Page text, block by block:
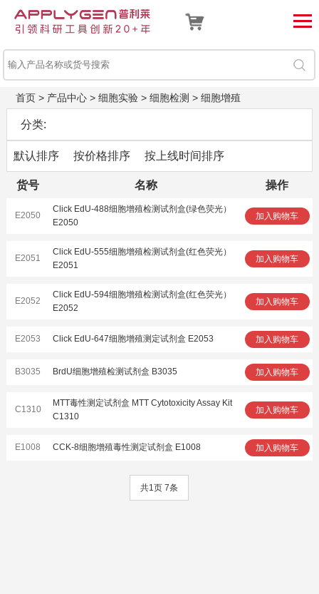
首页> 产品中心> 细胞实验> 细胞检测 > 细胞增殖
分类:
默认排序 按价格排序 按上线时间排序
货号 名称 操作
E2050
Click EdU-488细胞增殖检测试剂盒(绿色荧光）
E2050
加入购物车
E2051
Click EdU-555细胞增殖检测试剂盒(红色荧光）
E2051
加入购物车
E2052
Click EdU-594细胞增殖检测试剂盒(红色荧光）
E2052
加入购物车
E2053 Click EdU-647细胞增殖测定试剂盒 E2053 加入购物车
B3035 BrdU细胞增殖检测试剂盒 B3035 加入购物车
C1310
MTT毒性测定试剂盒 MTT Cytotoxicity Assay Kit
C1310
加入购物车
E1008 CCK-8细胞增殖毒性测定试剂盒 E1008 加入购物车
共1页 7条